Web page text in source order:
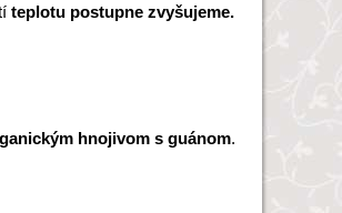
teplotu postupne zvyšujeme.
hnojivom s guánom.